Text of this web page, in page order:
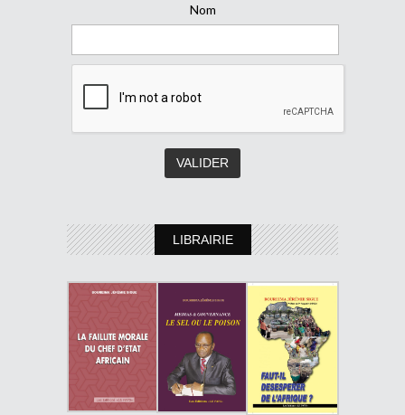
Nom
LIBRAIRIE